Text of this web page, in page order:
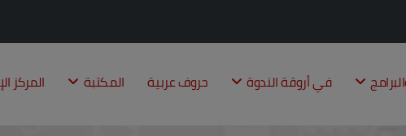
في أروقة الندوة حروف عربية المكتبة المركز